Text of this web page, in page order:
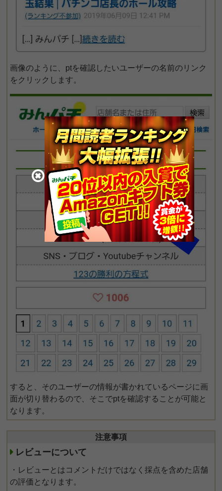
画像のように、ptを確認したいユーザーの名前のリンク
をクリックします。
すると、そのユーザーの情報が書かれているページに画
面が切り替わるので、そこでptを確認することが可能と
なります。
注意事項
レビューについて
・レビューとはコメントだけではなく採点を含めた店舗
の評価となります。